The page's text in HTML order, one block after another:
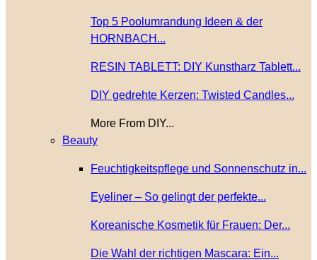
Top 5 Poolumrandung Ideen & der
HORNBACH...
RESIN TABLETT: DIY Kunstharz Tablett...
DIY gedrehte Kerzen: Twisted Candles...
More From DIY...
Beauty
Feuchtigkeitspflege und Sonnenschutz in...
Eyeliner – So gelingt der perfekte...
Koreanische Kosmetik für Frauen: Der...
Die Wahl der richtigen Mascara: Ein...